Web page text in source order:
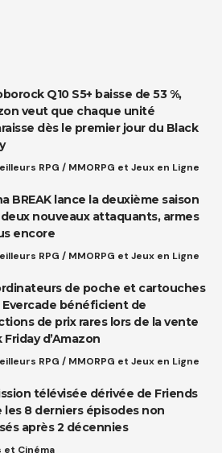
Q10 S5+ baisse de 53 %,
veut que chaque unité
dès le premier jour du Black
RPG / MMORPG et Jeux en Ligne
BREAK lance la deuxième saison
nouveaux attaquants, armes
encore
RPG / MMORPG et Jeux en Ligne
de poche et cartouches
bénéficient de
de prix rares lors de la vente
Friday d’Amazon
RPG / MMORPG et Jeux en Ligne
télévisée dérivée de Friends
les 8 derniers épisodes non
après 2 décennies
et Cinéma